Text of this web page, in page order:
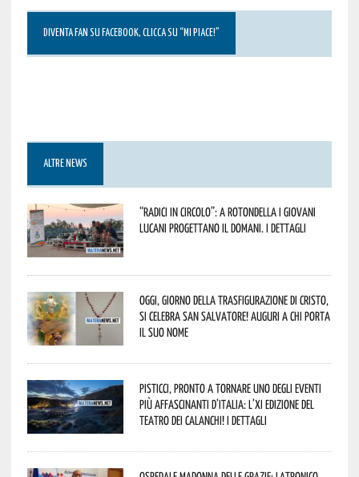
DIVENTA FAN SU FACEBOOK, CLICCA SU “MI PIACE!”
ALTRE NEWS
“Radici in Circolo”: a Rotondella i giovani
lucani progettano il domani. I dettagli
Oggi, giorno della Trasfigurazione di Cristo,
si celebra San Salvatore! Auguri a chi porta
il suo nome
Pisticci, pronto a tornare uno degli eventi
più affascinanti d’Italia: l’XI edizione del
Teatro dei Calanchi! I dettagli